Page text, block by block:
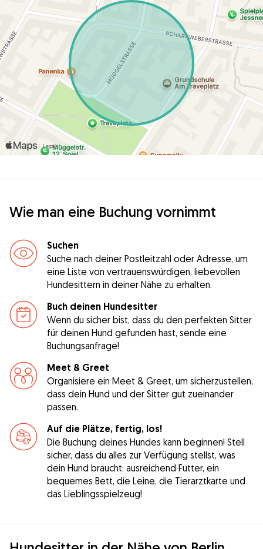
Wie man eine Buchung vornimmt
Suchen
Suche nach deiner Postleitzahl oder Adresse, um
eine Liste von vertrauenswürdigen, liebevollen
Hundesittern in deiner Nähe zu erhalten.
Buch deinen Hundesitter
Wenn du sicher bist, dass du den perfekten Sitter
für deinen Hund gefunden hast, sende eine
Buchungsanfrage!
Meet & Greet
Organisiere ein Meet & Greet, um sicherzustellen,
dass dein Hund und der Sitter gut zueinander
passen.
Auf die Plätze, fertig, los!
Die Buchung deines Hundes kann beginnen! Stell
sicher, dass du alles zur Verfügung stellst, was
dein Hund braucht: ausreichend Futter, ein
bequemes Bett, die Leine, die Tierarztkarte und
das Lieblingsspielzeug!